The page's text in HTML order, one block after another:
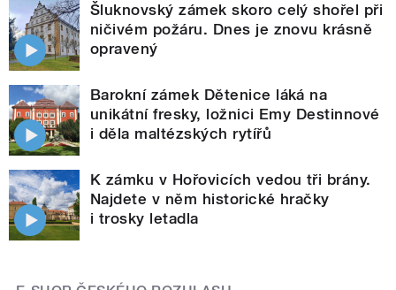
Šluknovský zámek skoro celý shořel při
ničivém požáru. Dnes je znovu krásně
opravený
Barokní zámek Dětenice láká na
unikátní fresky, ložnici Emy Destinnové
i děla maltézských rytířů
K zámku v Hořovicích vedou tři brány.
Najdete v něm historické hračky
i trosky letadla